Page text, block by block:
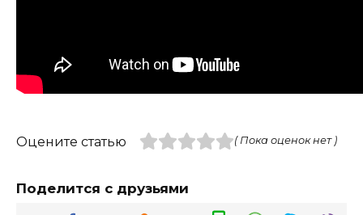
Оцените статью ( Пока оценок нет )
Поделится с друзьями